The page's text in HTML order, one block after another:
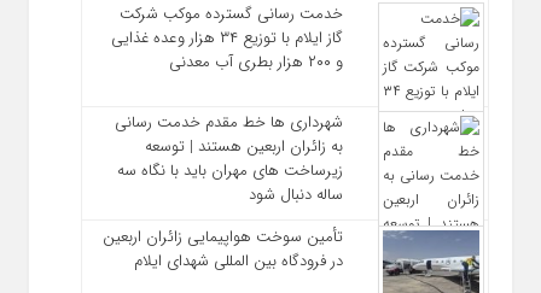
خدمت رسانی گسترده موکب شرکت
گاز ایلام با توزیع ۳۴ هزار وعده غذایی
و ۲۰۰ هزار بطری آب معدنی
شهرداری‌ ها خط مقدم خدمت ‌رسانی
به زائران اربعین هستند | توسعه
زیرساخت ‌های مهران باید با نگاه سه‌
ساله دنبال شود
تأمین سوخت هواپیمایی زائران اربعین
در فرودگاه بین المللی شهدای ایلام